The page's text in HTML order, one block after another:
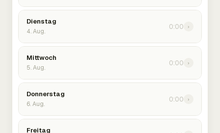
Dienstag
4. Aug.
0:00 ›
Mittwoch
5. Aug.
0:00 ›
Donnerstag
6. Aug.
0:00 ›
Freitag